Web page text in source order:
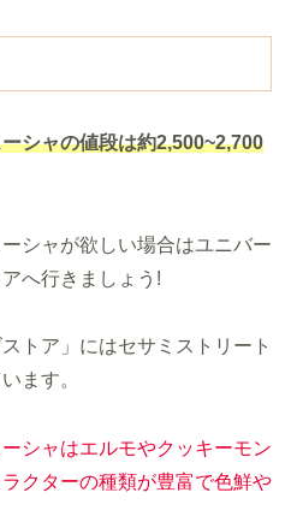
シャの値段は約2,500~2,700
シャが欲しい場合はユニバー
へ行きましょう!
トア」にはセサミストリート
ます。
シャはエルモやクッキーモン
クターの種類が豊富で色鮮や